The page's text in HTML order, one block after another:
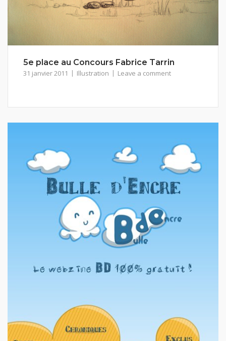
5e place au Concours Fabrice Tarrin
31 janvier 2011 Illustration Leave a comment